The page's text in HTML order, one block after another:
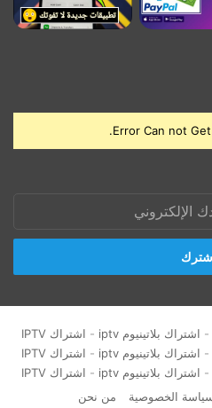
Error Can not
- اشتراك بلاتينيوم iptv - اشتراك IPTV
- اشتراك بلاتينيوم iptv - اشتراك IPTV
- اشتراك بلاتينيوم iptv - اشتراك IPTV
الخصوصية من نحن